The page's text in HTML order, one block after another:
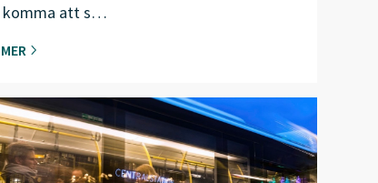
komma att s…